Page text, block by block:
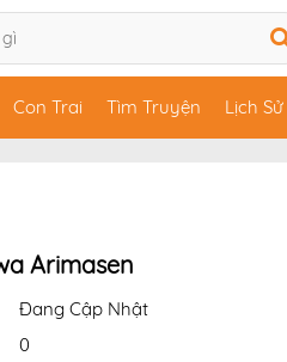
Con Trai Tìm Truyện Lịch Sử
Arimasen
Đang Cập Nhật
0